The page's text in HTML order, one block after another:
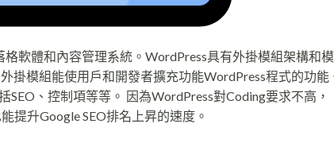
軟體和內容管理系統。WordPress具有外掛模組架構和模
掛模組能使用戶和開發者擴充功能WordPress程式的功能
、控制項等等。 因為WordPress對Coding要求不高，
提升Google SEO排名上昇的速度。